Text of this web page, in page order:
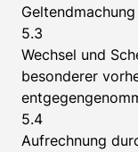
5.3
Wechsel und
besonderer
5.4
Aufrechnung